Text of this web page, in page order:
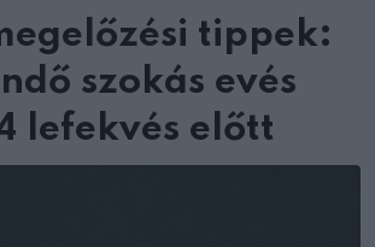
tippek:
szokás evés
lefekvés előtt